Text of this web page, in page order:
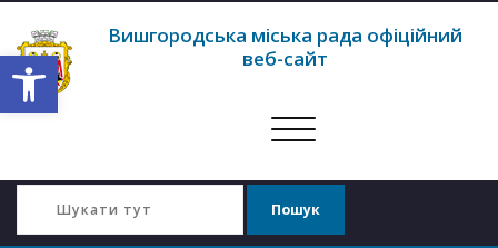
Відкрити Панель інструментів
Вишгородська міська рада офіційний
веб-сайт
Перемкнути